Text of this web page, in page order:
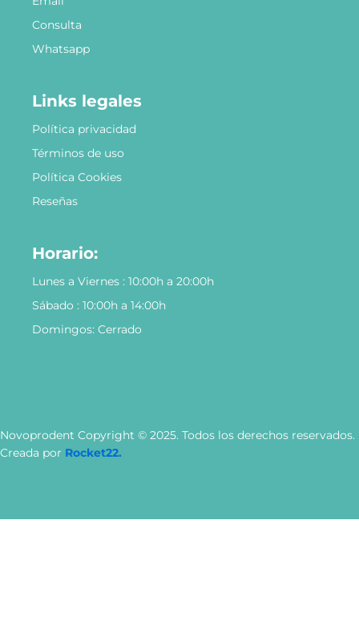
Consulta
Whatsapp
Links legales
Política privacidad
Términos de uso
Política Cookies
Reseñas
Horario:
Lunes a Viernes : 10:00h a 20:00h
Sábado : 10:00h a 14:00h
Domingos: Cerrado
Novoprodent Copyright © 2025. Todos los derechos reservados.
Creada por Rocket22.